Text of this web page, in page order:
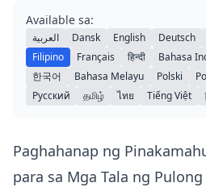
Available sa:
العربية Dansk English Deutsch
Filipino
Français हिन्दी Bahasa
한국어
Bahasa Melayu Polski
Русский
தமிழ் ไทย Tiếng Việt
Paghahanap ng
para sa Mga Tala ng